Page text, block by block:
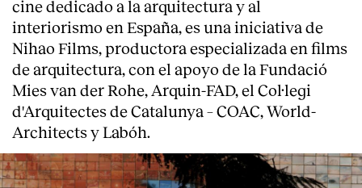
cine dedicado a la arquitectura y al
interiorismo en España, es una iniciativa de
Nihao Films, productora especializada en films
de arquitectura, con el apoyo de la Fundació
Mies van der Rohe, Arquin-FAD, el Col·legi
d'Arquitectes de Catalunya – COAC, World-
Architects y Labóh.